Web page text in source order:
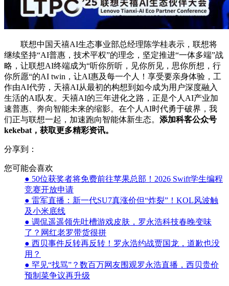
联想中国天禧AI生态事业部总经理陈学桂表示，联想将
继续坚持“AI普惠，技术平权”的理念，坚定推进“一体多端”战
略，让联想AI终端成为“听你所听，见你所见，思你所想，行
你所愿“的AI twin，让AI惠及每一个人！享受要亲身体验，工
作由AI代劳，天禧AI从最初的构想到如今成为用户深度融入
生活的AI队友。天禧AI的三年进化之路，正是个人AI产业加
速普惠、奔向智能未来的缩影。在个人AI时代勇于破界，我
们正与联想一起，加速跑向智能体新生态。 添加科客公众号
kekebat，获取更多精彩资讯。
分享到：
您可能会喜欢
● 50位获奖者将免费前往苹果总部！2026 Swift学生编程
竞赛开放申请
● 雷军直播：新一代SU7真涨价但“炸裂”！KOL风波触
及小米底线
● 调侃遥遥领先吐槽游戏皮肤，罗永浩科技春晚变味
了？网红老罗带货很拼
● 西贝事件反转再反转！罗永浩约战贾国龙，道歉也没
用？
● 罕见“找骂”？数百万网友围观罗永浩直播，西贝贵价
预制菜争议再升级